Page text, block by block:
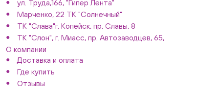
ул. Труда,166, "Гипер Лента"
Марченко, 22 ТК "Солнечный"
ТК "Слава"г. Копейск, пр. Славы, 8
ТК "Слон", г. Миасс, пр. Автозаводцев, 65,
О компании
Доставка и оплата
Где купить
Отзывы